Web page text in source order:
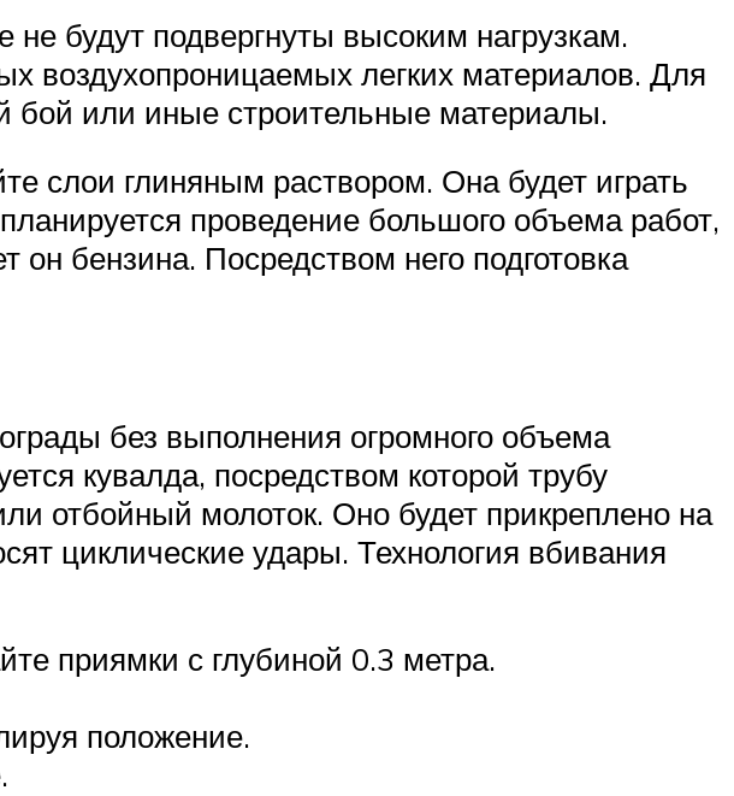
будут подвергнуты высоким нагрузкам.
воздухопроницаемых легких материалов. Для
бой или иные строительные материалы.
слои глиняным раствором. Она будет играть
проведение большого объема работ,
он бензина. Посредством него подготовка
без выполнения огромного объема
кувалда, посредством которой трубу
отбойный молоток. Оно будет прикреплено на
циклические удары. Технология вбивания
приямки с глубиной 0.3 метра.
положение.